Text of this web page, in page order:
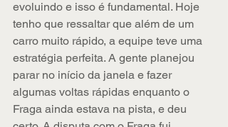
evoluindo e isso é fundamental. Hoje
tenho que ressaltar que além de um
carro muito rápido, a equipe teve uma
estratégia perfeita. A gente planejou
parar no início da janela e fazer
algumas voltas rápidas enquanto o
Fraga ainda estava na pista, e deu